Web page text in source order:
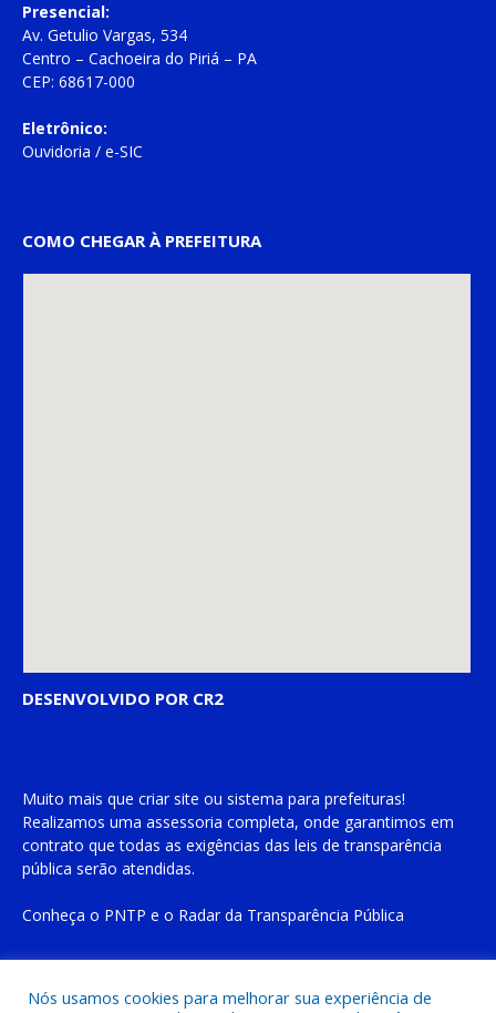
Presencial:
Av. Getulio Vargas, 534
Centro – Cachoeira do Piriá – PA
CEP: 68617-000
Eletrônico:
Ouvidoria / e-SIC
COMO CHEGAR À PREFEITURA
DESENVOLVIDO POR CR2
Muito mais que criar site ou sistema para prefeituras!
Realizamos uma assessoria completa, onde garantimos em
contrato que todas as exigências das leis de transparência
pública serão atendidas.
Conheça o PNTP e o Radar da Transparência Pública
Nós usamos cookies para melhorar sua experiência de